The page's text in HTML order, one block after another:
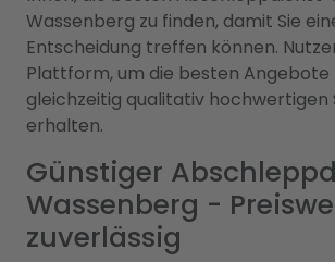
Wassenberg zu finden, damit Sie
Entscheidung treffen können.
Plattform, um die besten Angebote
gleichzeitig qualitativ hochwertigen
erhalten.
Günstiger
Wassenberg -
zuverlässig